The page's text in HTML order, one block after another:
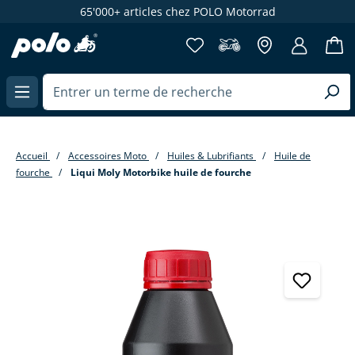
65'000+ articles chez POLO Motorrad
Accueil Accessoires Moto Huiles & Lubrifiants
Huile de
fourche
Liqui Moly Motorbike huile de fourche
Passer la galerie d'images